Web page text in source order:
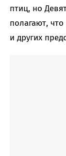
птиц, но
полагают,
и других